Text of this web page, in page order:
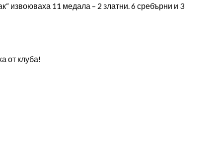
извоюваха 11 медала – 2 златни. 6 сребърни и 3
от клуба!